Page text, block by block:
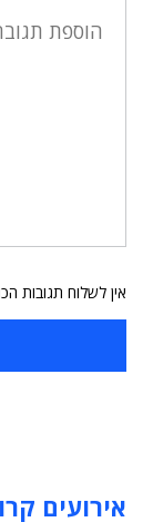
אין לשלוח תגובות
אירועים